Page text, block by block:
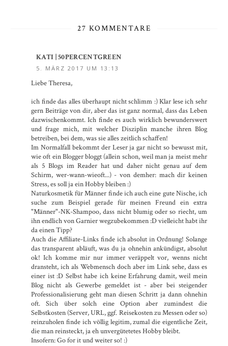
27 KOMMENTARE
KATI | 50PERCENTGREEN
5. MÄRZ 2017 UM 13:13
Liebe Theresa,
ich finde das alles überhaupt nicht schlimm :) Klar lese ich sehr
gern Beiträge von dir, aber das ist ganz normal, dass das Leben
dazwischenkommt. Ich finde es auch wirklich bewunderswert
und frage mich, mit welcher Disziplin manche ihren Blog
betreiben, bei dem, was sie alles zeitlich schaffen!
Im Normalfall bekommt der Leser ja gar nicht so bewusst mit,
wie oft ein Blogger bloggt (allein schon, weil man ja meist mehr
als 5 Blogs im Reader hat und daher nicht genau auf dem
Schirm, wer-wann-wieoft...) - von demher: mach dir keinen
Stress, es soll ja ein Hobby bleiben :)
Naturkosmetik für Männer finde ich auch eine gute Nische, ich
suche zum Beispiel gerade für meinen Freund ein extra
"Männer"-NK-Shampoo, dass nicht blumig oder so riecht, um
ihn endlich von Garnier wegzubekommen :D vielleicht habt ihr
da einen Tipp?
Auch die Affiliate-Links finde ich absolut in Ordnung! Solange
das transparent abläuft, was du ja ohnehin ankündigst, absolut
ok! Ich komme mir nur immer veräppelt vor, wenns nicht
dransteht, ich als Webmensch doch aber im Link sehe, dass es
einer ist :D Selbst habe ich keine Erfahrung damit, weil mein
Blog nicht als Gewerbe gemeldet ist - aber bei steigender
Professionalisierung geht man diesen Schritt ja dann ohnehin
oft. Sich über solch eine Option aber zumindest die
Selbstkosten (Server, URL, ggf. Reisekosten zu Messen oder so)
reinzuholen finde ich völlig legitim, zumal die eigentliche Zeit,
die man reinsteckt, ja eh unvergütetetes Hobby bleibt.
Insofern: Go for it und weiter so! :)